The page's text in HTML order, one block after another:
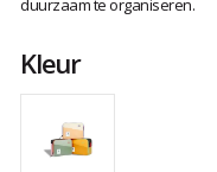
duurzaam te organiseren.
Kleur